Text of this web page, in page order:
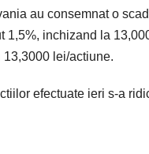
au consemnat o
1,5%, inchizand la
lei/actiune.
efectuate ieri s-a